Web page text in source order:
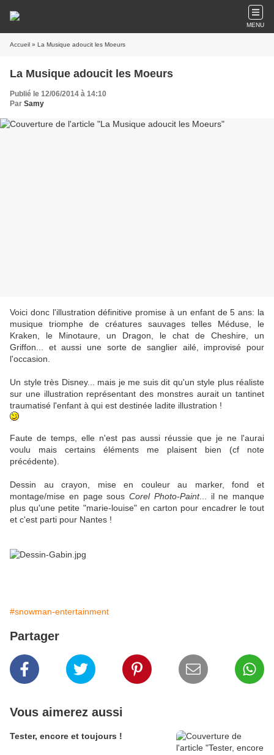
MENU
Accueil » La Musique adoucit les Moeurs
La Musique adoucit les Moeurs
Publié le 12/06/2014 à 14:10
Par Samy
Voici donc l'illustration définitive promise à un enfant de 5 ans: la
musique triomphe de créatures sauvages telles Méduse, le
Kraken, le Minotaure, un Dragon, le chat de Cheshire, un
Griffon... et aussi une sorte de sanglier ailé, improvisé pour
l'occasion.
Un style très Disney... mais je me suis dit qu'un style plus réaliste
sur une illustration représentant des monstres aurait un tantinet
traumatisé l'enfant à qui est destinée ladite illustration !
Faute de temps, elle n'est pas aussi réussie que je ne l'aurai
voulu mais certains éléments me plaisent bien (cf note
précédente).
Dessin au crayon, mise en couleur au marker, fond et
montage/mise en page sous Corel Photo-Paint... il ne manque
plus qu'une petite "marie-louise" en carton pour encadrer le tout
et c'est parti pour Nantes !
#snowman-entertainment
Partager
Vous aimerez aussi
Tester, encore et toujours !